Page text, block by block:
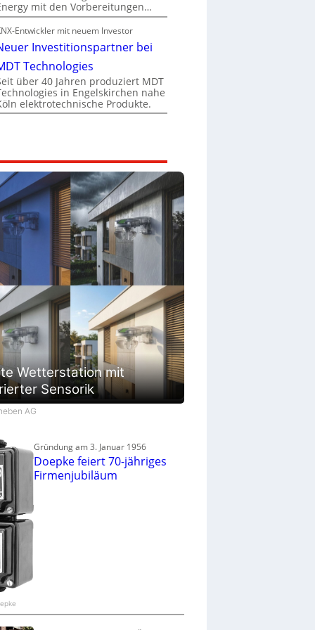
mit den Vorbereitungen…
Entwickler mit neuem Investor
Investitionspartner bei
Technologies
über 40 Jahren produziert MDT
in Engelskirchen nahe
elektrotechnische Produkte.
Wetterstation mit
Sensorik
AG
Gründung am 3. Januar 1956
Doepke feiert 70-jähriges
Firmenjubiläum